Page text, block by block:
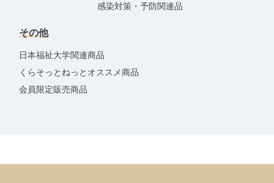
感染対策・予防関連品
その他
日本福祉大学関連商品
くらそっとねっとオススメ商品
会員限定販売商品